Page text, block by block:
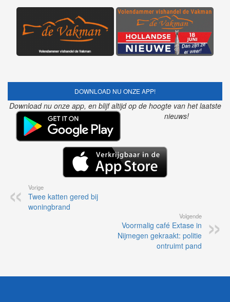
DOWNLOAD NU ONZE APP!
Download nu onze app, en blijf altijd op de hoogte van het laatste
nieuws!
Vorige
Twee katten gered bij
woningbrand
Volgende
Voormalig café Extase in
Nijmegen gekraakt: politie
ontruimt pand